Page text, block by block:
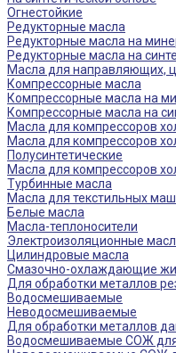
Огнестойкие
Редукторные масла
Редукторные масла на
Редукторные масла на
Масла для направляющих,
Компрессорные масла
Компрессорные масла на
Компрессорные масла на
Масла для компрессоров
Масла для компрессоров
Полусинтетические
Масла для компрессоров
Турбинные масла
Масла для текстильных
Белые масла
Масла-теплоносители
Электроизоляционные
Цилиндровые масла
Смазочно-охлаждающие
Для обработки металлов
Водосмешиваемые
Неводосмешиваемые
Для обработки металлов
Водосмешиваемые СОЖ